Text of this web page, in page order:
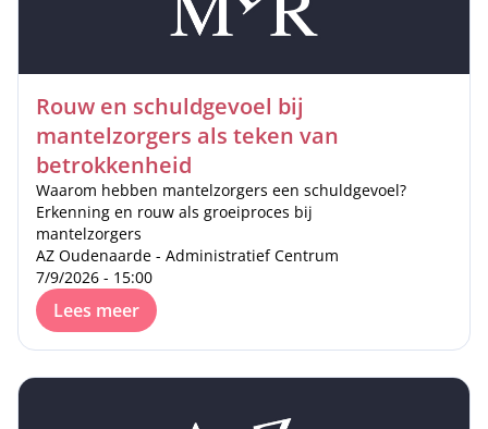
Rouw en schuldgevoel bij
mantelzorgers als teken van
betrokkenheid
Waarom hebben mantelzorgers een schuldgevoel?
Erkenning en rouw als groeiproces bij
mantelzorgers
AZ Oudenaarde - Administratief Centrum
7/9/2026 - 15:00
Lees meer